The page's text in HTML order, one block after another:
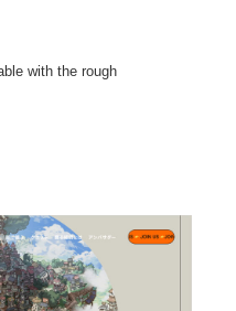
with the rough